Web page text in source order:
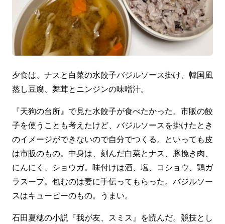
夕食は、ナスと白菜の水餃子バジルソース掛け、韓国風
蒸し豆腐、舞茸とニンジンの味噌汁。
『天狗の台所』で見た水餃子が食べたかった。市販の餃
子を使うことも考えたけど、バジルソースを掛けたとき
のイメージができないので自分でつくる。といっても皮
は市販のもの。中身は、刻んだ白菜とナス、豚挽き肉、
にんにく、ショウガ。味付けは酒、塩、コショウ、鶏ガ
ラスープ。包むのは妻に手伝ってもらった。バジルソー
スはキューピーのもの。うまい。
石田夏穂の小説『我が友、スミス』を読んだ。競技とし